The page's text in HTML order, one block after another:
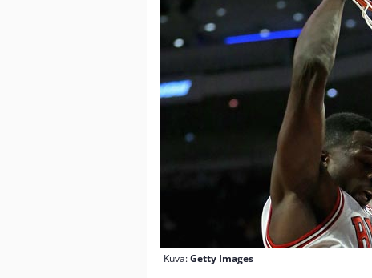
Kuva:Getty Images